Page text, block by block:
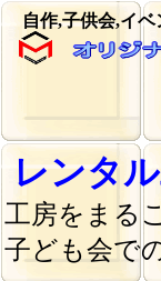
自作,子供会,イ
レンタ
工房をまる
子ども会で